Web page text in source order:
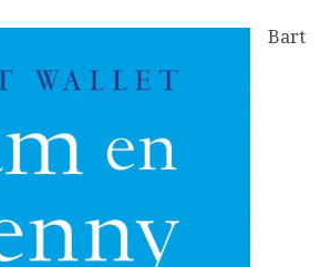
Bart